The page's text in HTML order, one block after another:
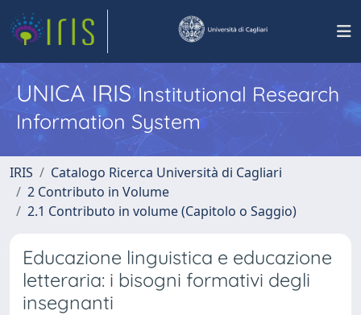
UNICA IRISInstitutional Research
Information System
IRIS
Catalogo Ricerca Università di Cagliari
2 Contributo in Volume
2.1 Contributo in volume (Capitolo o Saggio)
Educazione linguistica e educazione
letteraria: i bisogni formativi degli
insegnanti